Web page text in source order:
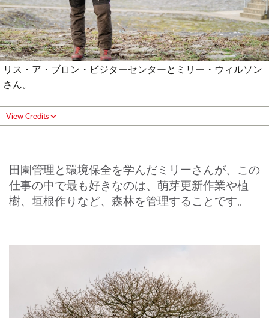
リス・ア・ブロン・ビジターセンターとミリー・ウィルソン
さん。
View Credits
田園管理と環境保全を学んだミリーさんが、この
仕事の中で最も好きなのは、萌芽更新作業や植
樹、垣根作りなど、森林を管理することです。